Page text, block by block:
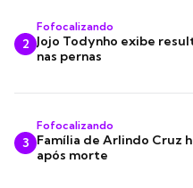
2
Fofocalizando
Jojo Todynho exibe
nas pernas
3
Fofocalizando
Família de Arlindo Cruz
após morte